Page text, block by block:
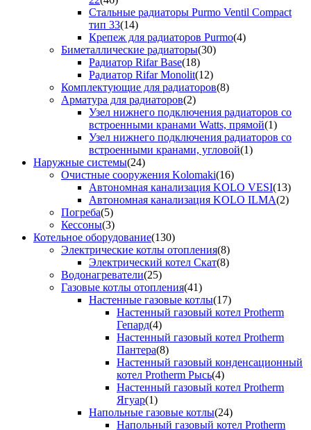
Стальные радиаторы Purmo Ventil Compact
тип 33(14)
Крепеж для радиаторов Purmo(4)
Биметаллические радиаторы(30)
Радиатор Rifar Base(18)
Радиатор Rifar Monolit(12)
Комплектующие для радиаторов(8)
Арматура для радиаторов(2)
Узел нижнего подключения радиаторов со
встроенными кранами Watts, прямой(1)
Узел нижнего подключения радиаторов со
встроенными кранами, угловой(1)
Наружные системы(24)
Очистные сооружения Kolomaki(16)
Автономная канализация KOLO VESI(13)
Автономная канализация KOLO ILMA(2)
Погреба(5)
Кессоны(3)
Котельное оборудование(130)
Электрические котлы отопления(8)
Электрический котел Скат(8)
Водонагреватели(25)
Газовые котлы отопления(41)
Настенные газовые котлы(17)
Настенный газовый котел Protherm
Гепард(4)
Настенный газовый котел Protherm
Пантера(8)
Настенный газовый конденсационный
котел Protherm Рысь(4)
Настенный газовый котел Protherm
Ягуар(1)
Напольные газовые котлы(24)
Напольный газовый котел Protherm